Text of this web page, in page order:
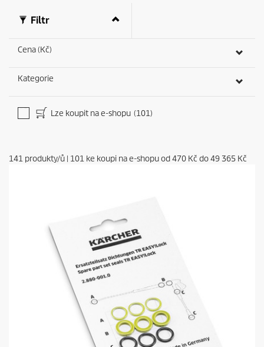
Filtr
Cena (Kč)
Kategorie
Lze koupit na e-shopu (101)
141 produkty/ů | 101 ke koupi na e-shopu od470 Kč do49 365 Kč